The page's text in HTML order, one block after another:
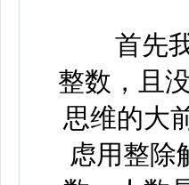
首先我
整数，且
思维的大
虑用整除